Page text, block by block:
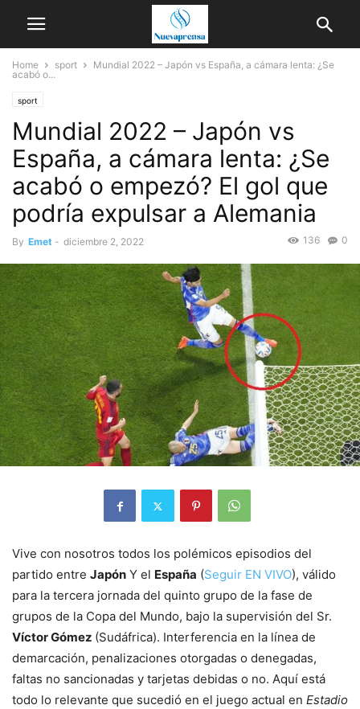
Home sport
Mundial 2022 – Japón vs España, a cámara lenta: ¿Se
acabó o...
sport
Mundial 2022 – Japón vs
España, a cámara lenta: ¿Se
acabó o empezó? El gol que
podría expulsar a Alemania
By Emet - diciembre 2, 2022 0
136
Vive con nosotros todos los polémicos episodios del
partido entre Japón Y el España (Seguir EN VIVO), válido
para la tercera jornada del quinto grupo de la fase de
grupos de la Copa del Mundo, bajo la supervisión del Sr.
Víctor Gómez (Sudáfrica). Interferencia en la línea de
demarcación, penalizaciones otorgadas o denegadas,
faltas no sancionadas y tarjetas debidas o no. Aquí está
todo lo relevante que sucedió en el juego actual en Estadio